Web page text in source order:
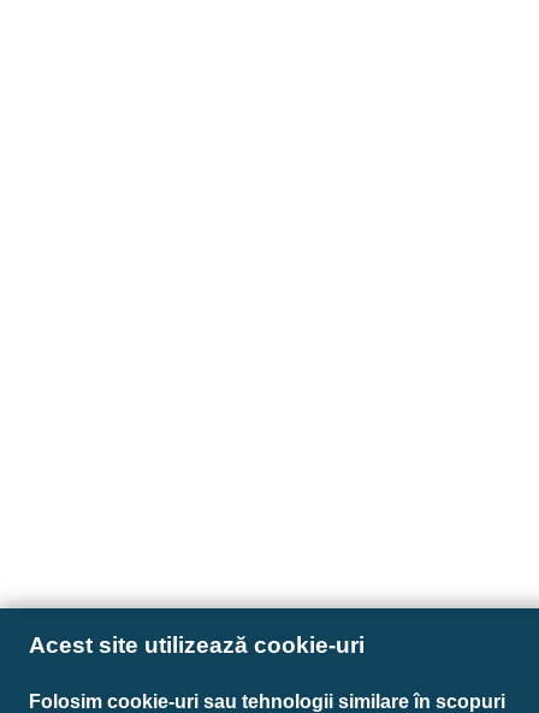
Acest site utilizează cookie-uri
Folosim cookie-uri sau tehnologii similare în scopuri